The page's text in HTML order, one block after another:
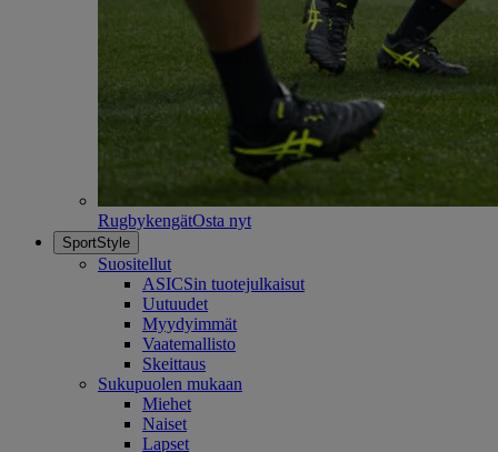
RugbykengätOsta nyt
SportStyle
Suositellut
ASICSin tuotejulkaisut
Uutuudet
Myydyimmät
Vaatemallisto
Skeittaus
Sukupuolen mukaan
Miehet
Naiset
Lapset